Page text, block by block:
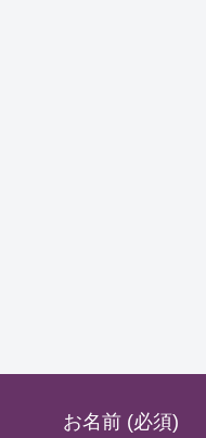
お名前 (必須)